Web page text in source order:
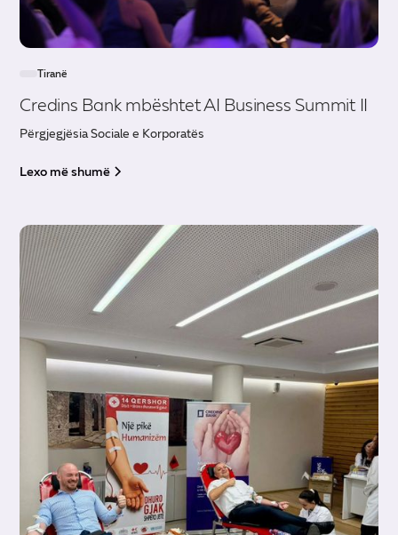
Tiranë
Credins Bank mbështet AI Business Summit II
Përgjegjësia Sociale e Korporatës
Lexo më shumë